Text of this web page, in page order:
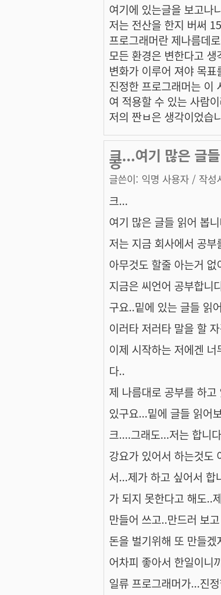
여기에 있는글을 보고나
저는 전산을 한지 버써
프로그래머란 제나름데
모든 환경은 변한다고
변화가 이루어 져야 목
진정한 프로그래머는 이
여 적용할 수 있는 사람
저의 짠ㅂ은 생각이었습
크...여기 많은 글
공
글쓴이: 익명 사용자 / 작성
크...
여기 많은 글들 읽어 봅
저는 지금 회사에서 공
아무것도 할줄 아는거
지금은 씨언어 공부합니
구요..밑에 있는 글들 읽
이러타 저러타 말을 할
이제 시작하는 저에겐
다..
제 나름대로 공부를 하
있구요...밑에 글들 읽어
크....그래도...저는 합니
강요가 있어서 하는것도
서...제가 하고 싶어서 합
가 되지 못한다고 해도..
만들어 쓰고..만드러 보
돈을 벌기위해 또 만들
어차피 좋아서 한일이니
일류 프로그래머가...진